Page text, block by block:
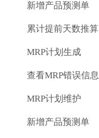
新增产品预测单
累计提前天数推算
MRP计划生成
查看MRP错误信息
MRP计划维护
新增产品预测单